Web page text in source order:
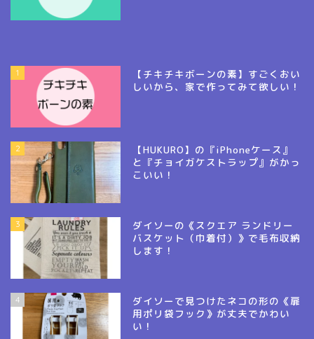
1
【チキチキボーンの素】すごくおい
しいから、家で作ってみて欲しい！
2
【HUKURO】の『iPhoneケース』
と『チョイガケストラップ』がかっ
こいい！
3
ダイソーの《スクエア ランドリー
バスケット（巾着付）》で毛布収納
します！
4
ダイソーで見つけたネコの形の《扉
用ポリ袋フック》が丈夫でかわい
い！